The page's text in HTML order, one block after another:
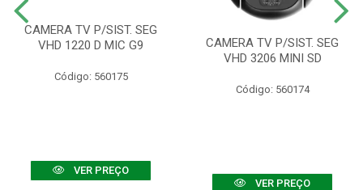
CAMERA TV P/SIST. SEG
VHD 1220 D MIC G9
Código: 560175
VER PREÇO
CAMERA TV P/SIST. SEG
VHD 3206 MINI SD
Código: 560174
VER PREÇO